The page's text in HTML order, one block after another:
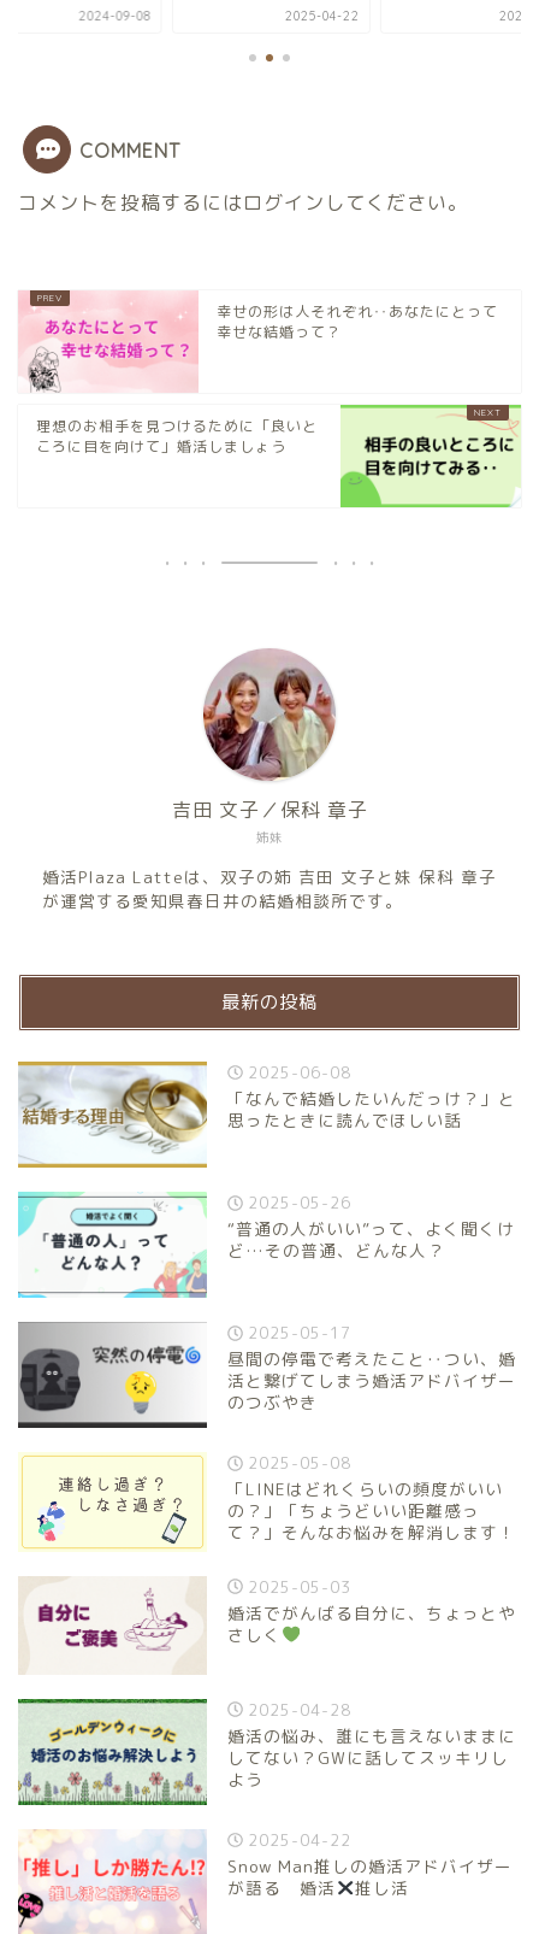
2024-09-08 2025-04-22 2024-
COMMENT
コメントを投稿するにはログイン してください。
幸せの形は人それぞれ‥あなたにとって
幸せな結婚って？
理想のお相手を見つけるために「良いと
ころに目を向けて」婚活しましょう
姉妹
吉田 文子／保科 章子
婚活Plaza Latteは、双子の姉 吉田 文子と妹 保科 章子
が運営する愛知県春日井の結婚相談所です。
最新の投稿
2025-06-08
「なんで結婚したいんだっけ？」と
思ったときに読んでほしい話
2025-05-26
“普通の人がいい”って、よく聞くけ
ど…その普通、どんな人？
2025-05-17
昼間の停電で考えたこと‥つい、婚
活と繋げてしまう婚活アドバイザー
のつぶやき
2025-05-08
「LINEはどれくらいの頻度がいい
の？」「ちょうどいい距離感っ
て？」そんなお悩みを解消します！
2025-05-03
婚活でがんばる自分に、ちょっとや
さしく
2025-04-28
婚活の悩み、誰にも言えないままに
してない？GWに話してスッキリし
よう
2025-04-22
Snow Man推しの婚活アドバイザー
が語る 婚活
推し活